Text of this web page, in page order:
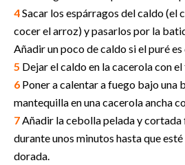
4Sacar los espárragos del caldo (el
cocer el arroz) y pasarlos por la
Añadir un poco de caldo si el puré
5 Dejar el caldo en la cacerola con
6 Poner a calentar a fuego bajo una
mantequilla en una cacerola ancha
7Añadir la cebolla pelada y
durante unos minutos hasta que
dorada.